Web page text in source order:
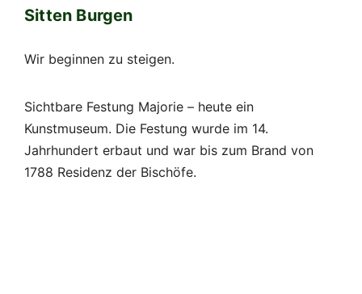
Sitten Burgen
Wir beginnen zu steigen.
Sichtbare Festung Majorie – heute ein
Kunstmuseum. Die Festung wurde im 14.
Jahrhundert erbaut und war bis zum Brand von
1788 Residenz der Bischöfe.